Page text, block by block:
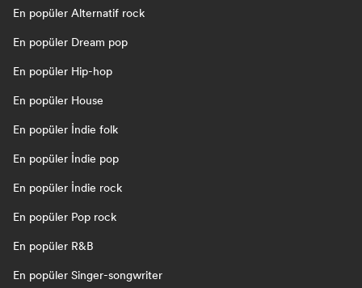
En popüler Alternatif rock
En popüler Dream pop
En popüler Hip-hop
En popüler House
En popüler İndie folk
En popüler İndie pop
En popüler İndie rock
En popüler Pop rock
En popüler R&B
En popüler Singer-songwriter